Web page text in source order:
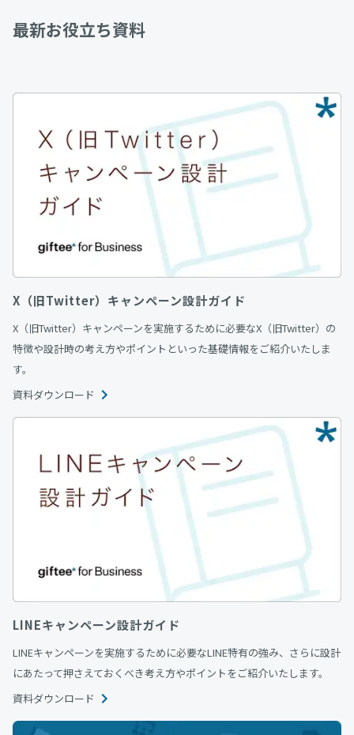
最新お役立ち資料
X（旧Twitter）キャンペーン設計ガイド
X（旧Twitter）キャンペーンを実施するために必要なX（旧Twitter）の
特徴や設計時の考え方やポイントといった基礎情報をご紹介いたしま
す。
資料ダウンロード
LINEキャンペーン設計ガイド
LINEキャンペーンを実施するために必要なLINE特有の強み、さらに設計
にあたって押さえておくべき考え方やポイントをご紹介いたします。
資料ダウンロード